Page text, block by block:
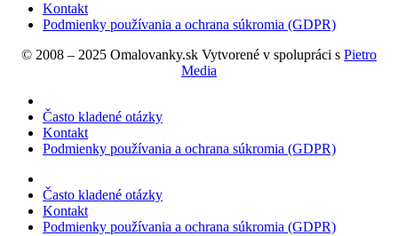
Kontakt
Podmienky používania a ochrana súkromia (GDPR)
© 2008 – 2025 Omalovanky.sk Vytvorené v spolupráci s Pietro
Media
Často kladené otázky
Kontakt
Podmienky používania a ochrana súkromia (GDPR)
Často kladené otázky
Kontakt
Podmienky používania a ochrana súkromia (GDPR)